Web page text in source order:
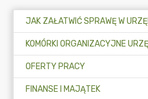
KOMÓRKI ORGANIZACYJNE
OFERTY PRACY
FINANSE I MAJĄTEK